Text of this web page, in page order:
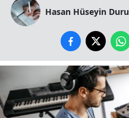
Hasan Hüseyin Duru